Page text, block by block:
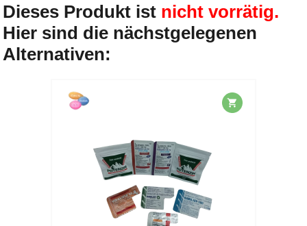
Dieses Produkt ist nicht vorrätig.
Hier sind die nächstgelegenen
Alternativen: